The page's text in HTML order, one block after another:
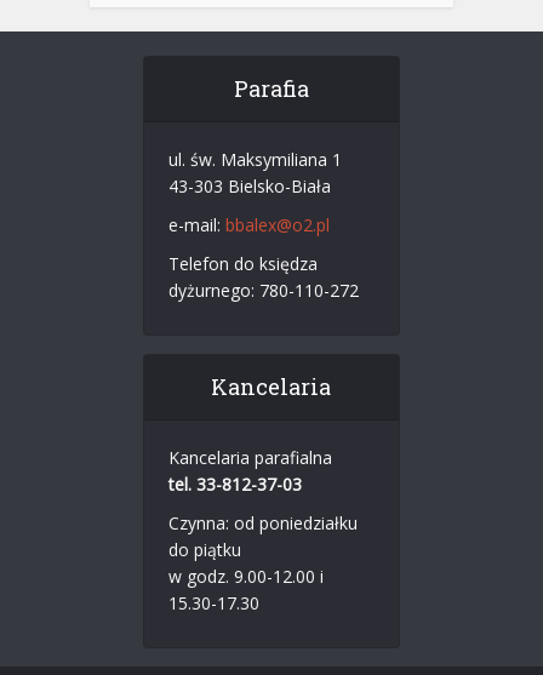
Parafia
ul. św. Maksymiliana 1
43-303 Bielsko-Biała
e-mail: bbalex@o2.pl
Telefon do księdza
dyżurnego: 780-110-272
Kancelaria
Kancelaria parafialna
tel. 33-812-37-03
Czynna: od poniedziałku
do piątku
w godz. 9.00-12.00 i
15.30-17.30